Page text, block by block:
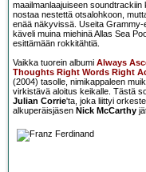
maailmanlaajuiseen soundtrackiin
nostaa nestettä otsalohkoon,
enää näkyvissä. Useita
käveli muina miehinä Allas Sea
esittämään rokkitähtiä.
Vaikka tuorein albumi Always
Thoughts Right Words Right
(2004) tasolle, nimikappaleen
virkistävä aloitus keikalle. Tästä
Julian Corrie'ta, joka liittyi
alkuperäisjäsen Nick McCarthy